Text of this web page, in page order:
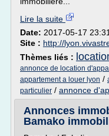
Lire la suite
Date: 2017-05-17
Site : http://
Thèmes liés :
annonce de location
appartement a louer lyon /
particulier / annonce
Annonces
Bamako